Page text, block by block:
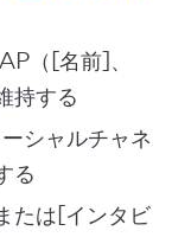
（[名前]、
持する
シャルチャネ
る
たは[インタビ